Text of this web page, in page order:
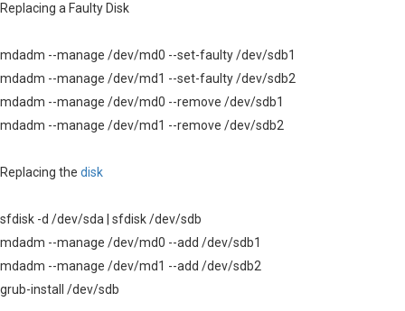
Replacing a Faulty Disk
mdadm --manage /dev/md0 --set-faulty /dev/sdb1
mdadm --manage /dev/md1 --set-faulty /dev/sdb2
mdadm --manage /dev/md0 --remove /dev/sdb1
mdadm --manage /dev/md1 --remove /dev/sdb2
Replacing the disk
sfdisk -d /dev/sda | sfdisk /dev/sdb
mdadm --manage /dev/md0 --add /dev/sdb1
mdadm --manage /dev/md1 --add /dev/sdb2
grub-install /dev/sdb